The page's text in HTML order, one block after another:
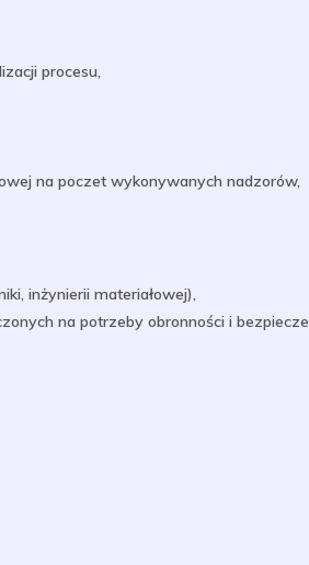
procesu,
na poczet wykonywanych nadzorów,
inżynierii materiałowej),
na potrzeby obronności i